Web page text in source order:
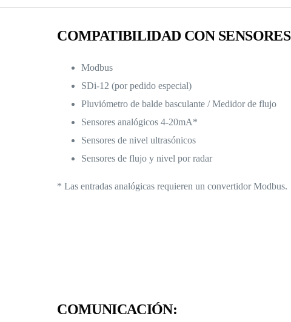
COMPATIBILIDAD CON SENSORES
Modbus
SDi-12 (por pedido especial)
Pluviómetro de balde basculante / Medidor de flujo
Sensores analógicos 4-20mA*
Sensores de nivel ultrasónicos
Sensores de flujo y nivel por radar
* Las entradas analógicas requieren un convertidor Modbus.
COMUNICACIÓN: